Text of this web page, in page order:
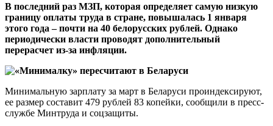
В последний раз МЗП, которая определяет самую низкую
границу оплаты труда в стране, повышалась 1 января
этого года – почти на 40 белорусских рублей. Однако
периодически власти проводят дополнительный
перерасчет из-за инфляции.
Минимальную зарплату за март в Беларуси проиндексируют,
ее размер составит 479 рублей 83 копейки, сообщили в пресс-
службе Минтруда и соцзащиты.